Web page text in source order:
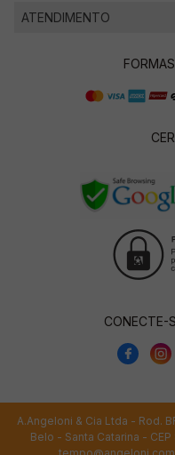
ATENDIMENTO
CONECTE-
A.Angeloni & Cia Ltda - Rod.
Belo - Santa Catarina -